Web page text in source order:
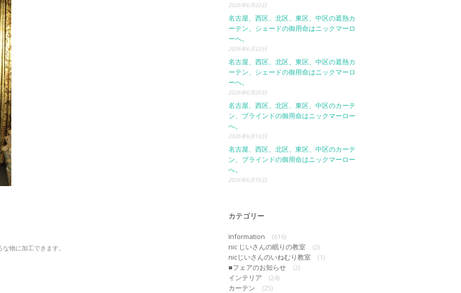
物に加工できます。
2026年6月22日
名古屋、西区、北区、東区、中区の遮熱カ
ーテン、シェードの御用命はニックマーロ
ーへ。
2026年6月22日
名古屋、西区、北区、東区、中区の遮熱カ
ーテン、シェードの御用命はニックマーロ
ーへ。
2026年6月20日
名古屋、西区、北区、東区、中区のカーテ
ン、ブラインドの御用命はニックマーロー
へ。
2026年6月16日
名古屋、西区、北区、東区、中区のカーテ
ン、ブラインドの御用命はニックマーロー
へ。
2026年6月16日
カテゴリー
Information
(616)
nic じいさんの眠りの教室
(2)
nicじいさんのいねむり教室
(1)
■フェアのお知らせ
(2)
インテリア
(24)
カーテン
(25)